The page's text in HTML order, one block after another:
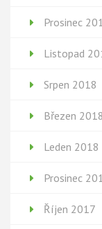
Prosinec
Listopad
Srpen 2018
Březen 2018
Leden 2018
Prosinec
Říjen 2017